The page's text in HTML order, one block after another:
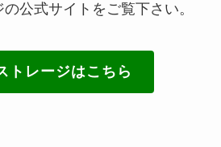
公式サイトをご覧下さい。
トレージはこちら